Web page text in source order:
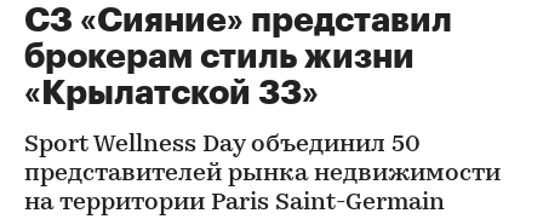
СЗ «Сияние» представил
брокерам стиль жизни
«Крылатской 33»
Sport Wellness Day объединил 50
представителей рынка недвижимости
на территории Paris Saint-Germain